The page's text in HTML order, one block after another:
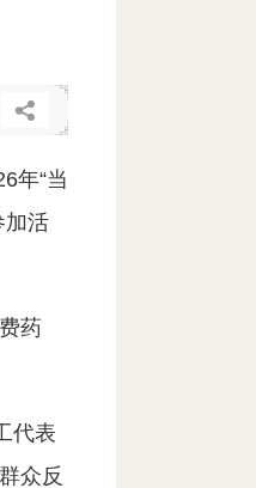
年“当
加活
药
代表
众反